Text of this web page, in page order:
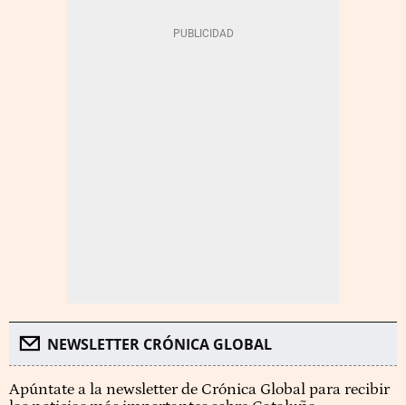
NEWSLETTER CRÓNICA GLOBAL
Apúntate a la newsletter de Crónica Global para recibir